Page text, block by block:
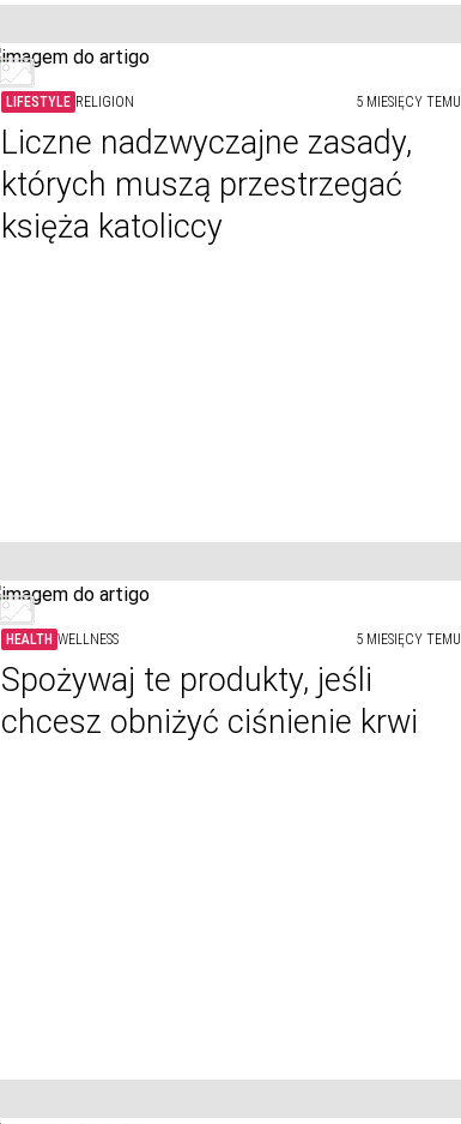
LIFESTYLE RELIGION 5 MIESIĘCY TEMU
Liczne nadzwyczajne zasady,
których muszą przestrzegać
księża katoliccy
HEALTH WELLNESS 5 MIESIĘCY TEMU
Spożywaj te produkty, jeśli
chcesz obniżyć ciśnienie krwi